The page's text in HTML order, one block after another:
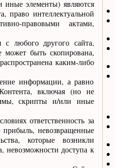
иные элементы) являются
право интеллектуальной
правовыми актами,
любого другого сайта,
быть скопирована,
каким-либо
информации, а равно
включая (но не
скрипты и/или иные
ответственность за
невозвращенные
которые возникли
невозможности доступа к